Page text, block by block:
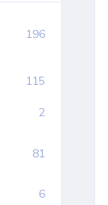
196
115
2
81
6